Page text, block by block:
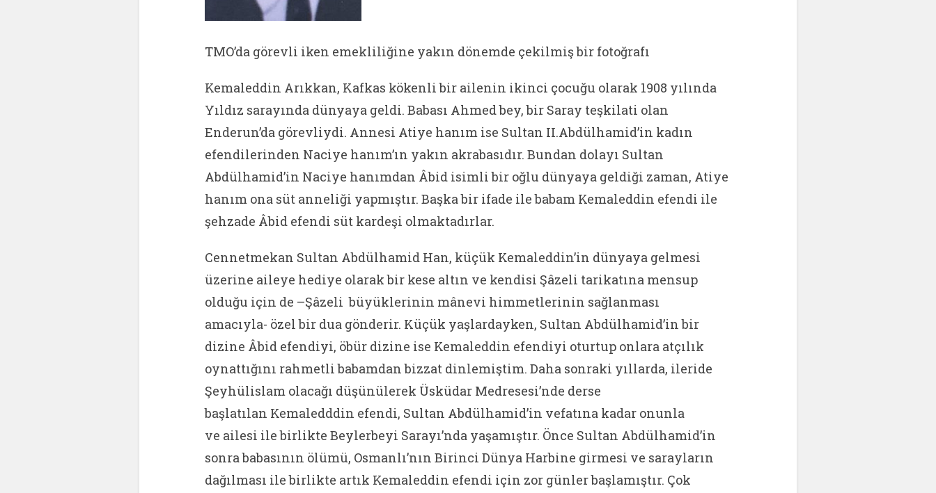
TMO’da görevli iken emekliliğine yakın dönemde çekilmiş bir fotoğrafı
Kemaleddin Arıkkan, Kafkas kökenli bir ailenin ikinci çocuğu olarak 1908 yılında
Yıldız sarayında dünyaya geldi. Babası Ahmed bey, bir Saray teşkilati olan
Enderun’da görevliydi. Annesi Atiye hanım ise Sultan II.Abdülhamid’in kadın
efendilerinden Naciye hanım’ın yakın akrabasıdır. Bundan dolayı Sultan
Abdülhamid’in Naciye hanımdan Âbid isimli bir oğlu dünyaya geldiği zaman, Atiye
hanım ona süt anneliği yapmıştır. Başka bir ifade ile babam Kemaleddin efendi ile
şehzade Âbid efendi süt kardeşi olmaktadırlar.
Cennetmekan Sultan Abdülhamid Han, küçük Kemaleddin’in dünyaya gelmesi
üzerine aileye hediye olarak bir kese altın ve kendisi Şâzeli tarikatına mensup
olduğu için de –Şâzeli büyüklerinin mânevi himmetlerinin sağlanması
amacıyla- özel bir dua gönderir. Küçük yaşlardayken, Sultan Abdülhamid’in bir
dizine Âbid efendiyi, öbür dizine ise Kemaleddin efendiyi oturtup onlara atçılık
oynattığını rahmetli babamdan bizzat dinlemiştim. Daha sonraki yıllarda, ileride
Şeyhülislam olacağı düşünülerek Üsküdar Medresesi’nde derse
başlatılan Kemaledddin efendi, Sultan Abdülhamid’in vefatına kadar onunla
ve ailesi ile birlikte Beylerbeyi Sarayı’nda yaşamıştır. Önce Sultan Abdülhamid’in
sonra babasının ölümü, Osmanlı’nın Birinci Dünya Harbine girmesi ve sarayların
dağılması ile birlikte artık Kemaleddin efendi için zor günler başlamıştır. Çok